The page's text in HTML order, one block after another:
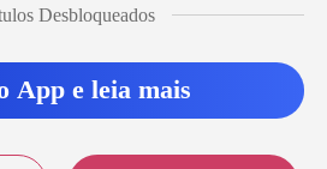
Desbloqueados
App e leia mais